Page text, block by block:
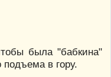
была "бабкина"
в гору.